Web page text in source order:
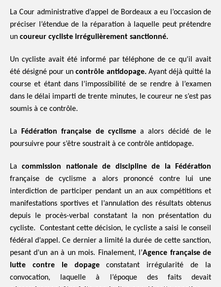
La Cour administrative d’appel de Bordeaux a eu l’occasion de
préciser l’étendue de la réparation à laquelle peut prétendre
un coureur cycliste irrégulièrement sanctionné.
Un cycliste avait été informé par téléphone de ce qu’il avait
été désigné pour uncontrôle antidopage.Ayant déjà quitté la
course et étant dans l’impossibilité de se rendre à l’examen
dans le délai imparti de trente minutes, le coureur ne s’est pas
soumis à ce contrôle.
La Fédération française de cyclismea alors décidé de le
poursuivre pour s’être soustrait à ce contrôle antidopage.
Lacommission nationale de discipline de la Fédération
française de cyclisme a alors prononcé contre lui une
interdiction de participer pendant un an aux compétitions et
manifestations sportives et l’annulation des résultats obtenus
depuis le procès-verbal constatant la non présentation du
cycliste. Contestant cette décision, le cycliste a saisi le conseil
fédéral d’appel. Ce dernier a limité la durée de cette sanction,
pesant d’un an à un mois. Finalement, l’Agence française de
lutte contre le dopageconstatant irrégularité de la
convocation, laquelle à l’époque des faits devait